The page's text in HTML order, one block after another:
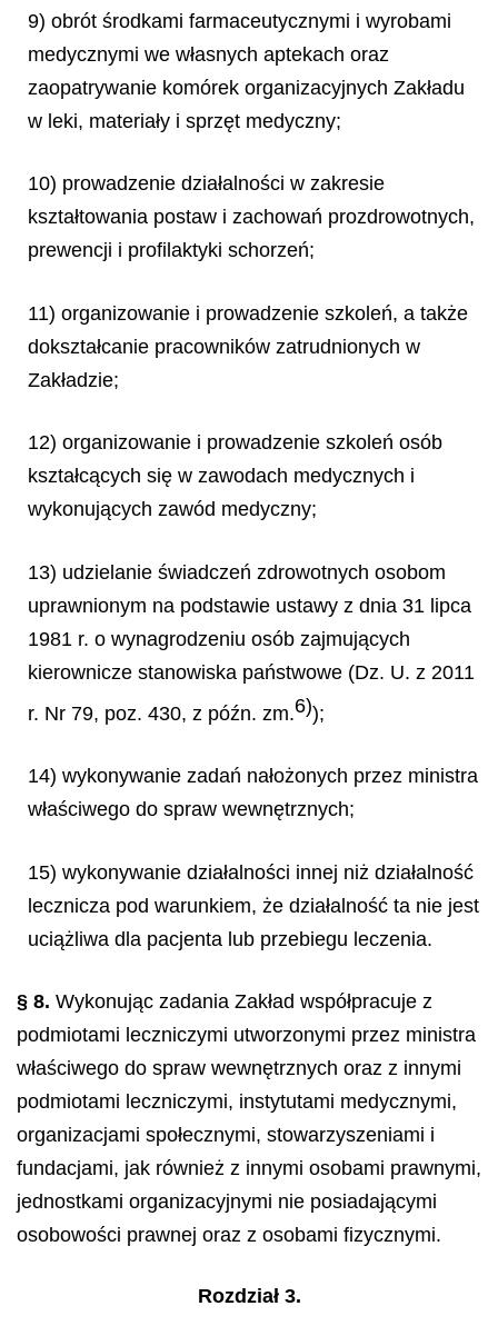
9) obrót środkami farmaceutycznymi i wyrobami
medycznymi we własnych aptekach oraz
zaopatrywanie komórek organizacyjnych Zakładu
w leki, materiały i sprzęt medyczny;
10) prowadzenie działalności w zakresie
kształtowania postaw i zachowań prozdrowotnych,
prewencji i profilaktyki schorzeń;
11) organizowanie i prowadzenie szkoleń, a także
dokształcanie pracowników zatrudnionych w
Zakładzie;
12) organizowanie i prowadzenie szkoleń osób
kształcących się w zawodach medycznych i
wykonujących zawód medyczny;
13) udzielanie świadczeń zdrowotnych osobom
uprawnionym na podstawie ustawy z dnia 31 lipca
1981 r. o wynagrodzeniu osób zajmujących
kierownicze stanowiska państwowe (Dz. U. z 2011
r. Nr 79, poz. 430, z późn. zm.6));
14) wykonywanie zadań nałożonych przez ministra
właściwego do spraw wewnętrznych;
15) wykonywanie działalności innej niż działalność
lecznicza pod warunkiem, że działalność ta nie jest
uciążliwa dla pacjenta lub przebiegu leczenia.
§ 8. Wykonując zadania Zakład współpracuje z
podmiotami leczniczymi utworzonymi przez ministra
właściwego do spraw wewnętrznych oraz z innymi
podmiotami leczniczymi, instytutami medycznymi,
organizacjami społecznymi, stowarzyszeniami i
fundacjami, jak również z innymi osobami prawnymi,
jednostkami organizacyjnymi nie posiadającymi
osobowości prawnej oraz z osobami fizycznymi.
Rozdział 3.